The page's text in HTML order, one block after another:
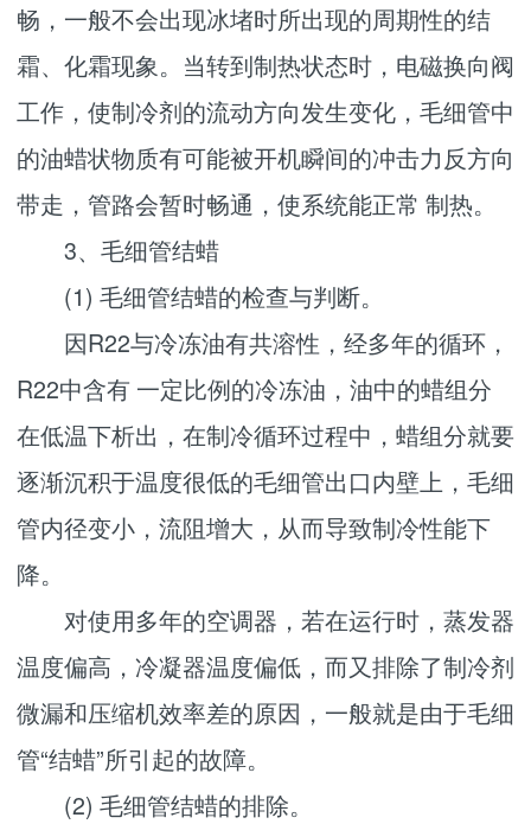
畅，一般不会出现冰堵时所出现的周期性的结
霜、化霜现象。当转到制热状态时，电磁换向阀
工作，使制冷剂的流动方向发生变化，毛细管中
的油蜡状物质有可能被开机瞬间的冲击力反方向
带走，管路会暂时畅通，使系统能正常 制热。
3、毛细管结蜡
(1) 毛细管结蜡的检查与判断。
因R22与冷冻油有共溶性，经多年的循环，
R22中含有 一定比例的冷冻油，油中的蜡组分
在低温下析出，在制冷循环过程中，蜡组分就要
逐渐沉积于温度很低的毛细管出口内壁上，毛细
管内径变小，流阻增大，从而导致制冷性能下
降。
对使用多年的空调器，若在运行时，蒸发器
温度偏高，冷凝器温度偏低，而又排除了制冷剂
微漏和压缩机效率差的原因，一般就是由于毛细
管“结蜡”所引起的故障。
(2) 毛细管结蜡的排除。